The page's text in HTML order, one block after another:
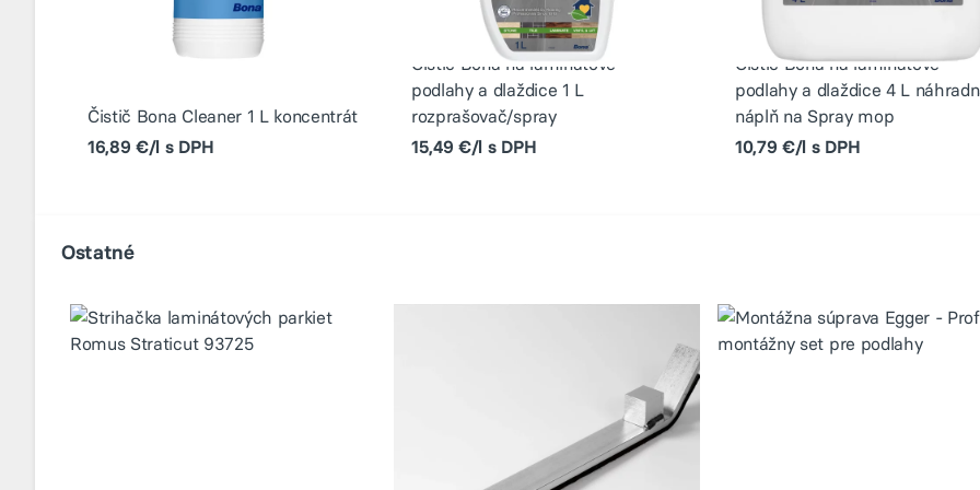
Čistič Bona Cleaner 1 L koncentrát
16,89 €/l s DPH
Čistič Bona na laminátové
podlahy a dlaždice 1 L
rozprašovač/spray
15,49 €/l s DPH
Čistič Bona na laminátové
podlahy a dlaždice 4 L
náplň na Spray mop
10,79 €/l s DPH
Ostatné